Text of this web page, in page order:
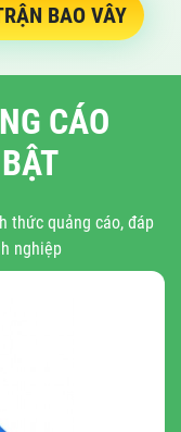
BAO VÂY
CÁO
thức quảng cáo, đáp
nghiệp